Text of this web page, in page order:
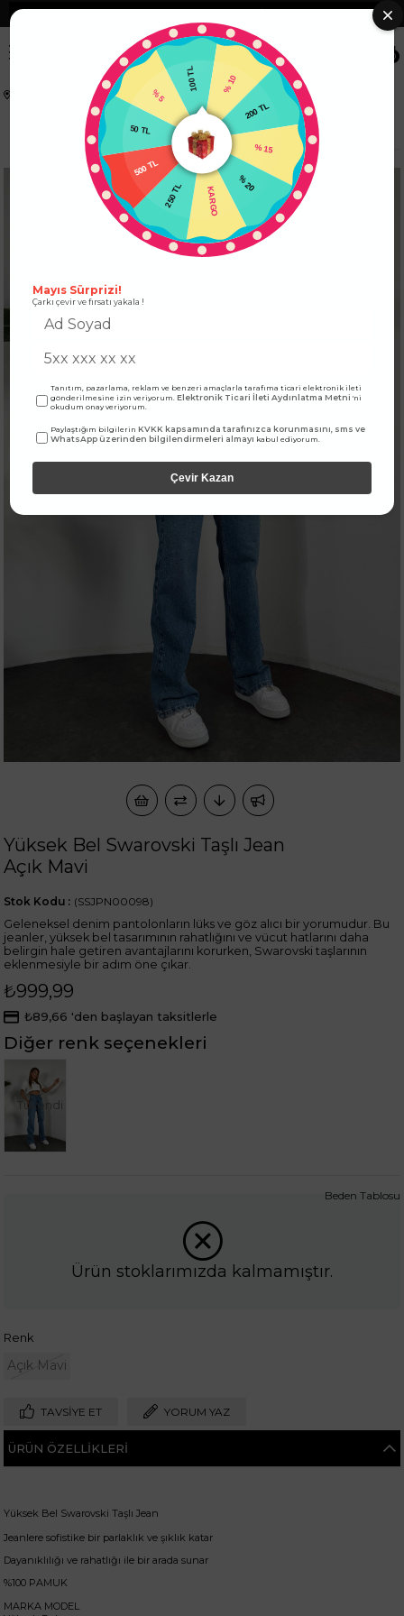
❯
0
ALT GİYİM ALT GİYİMM Jean Pantolon
Yüksek Bel Swarovski Taşlı Jean Açık Mavi
Yüksek Bel Swarovski Taşlı Jean
Açık Mavi
(SSJPN00098)
Stok Kodu
Geleneksel denim pantolonların lüks ve göz alıcı bir yorumudur. Bu
jeanler, yüksek bel tasarımının rahatlığını ve vücut hatlarını daha
belirgin hale getiren avantajlarını korurken, Swarovski taşlarının
eklenmesiyle bir adım öne çıkar.
₺999,99
₺89,66 'den başlayan taksitlerle
Diğer renk seçenekleri
Tükendi
Ürün stoklarımızda kalmamıştır.
Renk
Açık Mavi
Beden Tablosu
TAVSIYE ET YORUM YAZ
ÜRÜN ÖZELLIKLERI
Yüksek Bel Swarovski Taşlı Jean
Jeanlere sofistike bir parlaklık ve şıklık katar
Dayanıklılığı ve rahatlığı ile bir arada sunar
%100 PAMUK
MARKA MODEL
% 10
200 TL
% 20
250 TL
500 TL
50 TL
% 5
Mayıs Sürprizi!
Çarkı çevir ve fırsatı yakala !
Tanıtım, pazarlama, reklam ve benzeri amaçlarla tarafıma ticari elektronik ileti
gönderilmesine izin veriyorum.Elektronik Ticari İleti Aydınlatma Metni 'ni
okudum onay veriyorum.
Paylaştığım bilgilerinKVKK kapsamında tarafınızca korunmasını, sms ve
WhatsApp üzerinden bilgilendirmeleri almayı kabul ediyorum.
Çevir Kazan